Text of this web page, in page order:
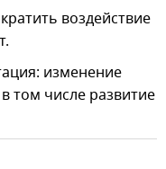
воздействие
изменение
том числе развитие